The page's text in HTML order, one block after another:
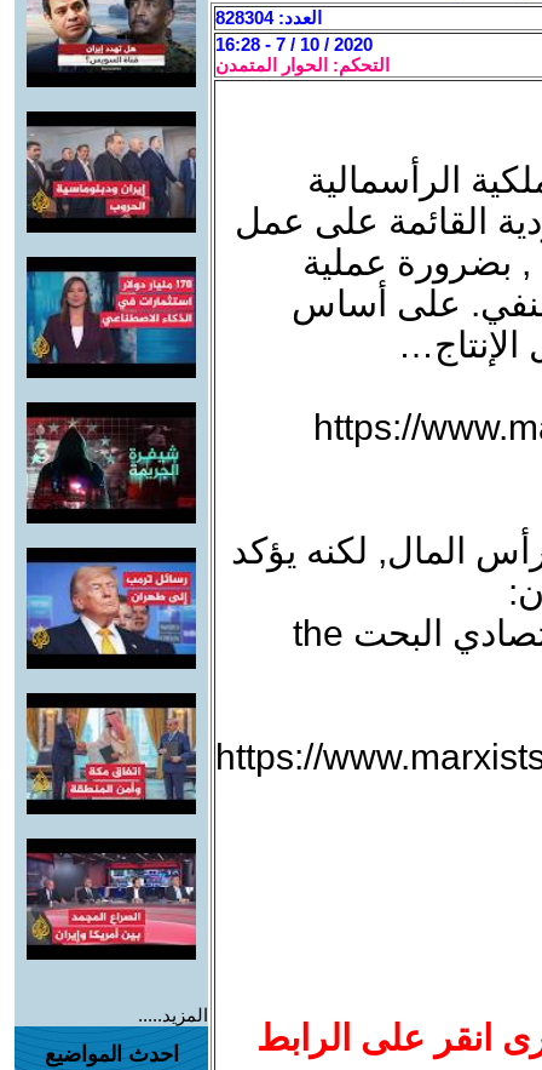
العدد: 828304
2020 / 10 / 7 - 16:28
التحكم: الحوار المتمدن
الرأسمالية
القائمة على عمل
, بضرورة عملية
على أساس
الإنتاج…
https://
المال, لكنه يؤكد
أن رأس المال هو الاقوى في الصراع الاقتصادي البحت the
https://
انقر على الرابط
المزيد.....
احدث المواضيع